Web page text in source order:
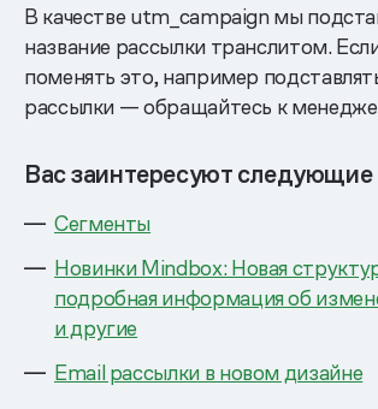
В качестве utm_campaign мы
название рассылки транслитом.
поменять это, например
рассылки — обращайтесь к
Вас заинтересуют
Сегменты
Новинки Mindbox: Новая
подробная информация об
и другие
Email рассылки в новом дизайне